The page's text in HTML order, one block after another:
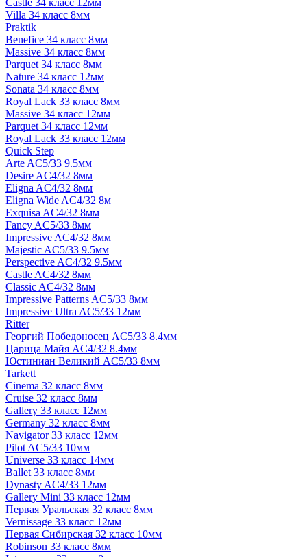
Castle 34 класс 12мм
Villa 34 класс 8мм
Praktik
Benefice 34 класс 8мм
Massive 34 класс 8мм
Parquet 34 класс 8мм
Nature 34 класс 12мм
Sonata 34 класс 8мм
Royal Lack 33 класс 8мм
Massive 34 класс 12мм
Parquet 34 класс 12мм
Royal Lack 33 класс 12мм
Quick Step
Arte AC5/33 9.5мм
Desire AC4/32 8мм
Eligna AC4/32 8мм
Eligna Wide AC4/32 8м
Exquisa AC4/32 8мм
Fancy AC5/33 8мм
Impressive AC4/32 8мм
Majestic AC5/33 9.5мм
Perspective AC4/32 9.5мм
Castle AC4/32 8мм
Classic AC4/32 8мм
Impressive Patterns AC5/33 8мм
Impressive Ultra AC5/33 12мм
Ritter
Георгий Победоносец AC5/33 8.4мм
Царица Майя AC4/32 8.4мм
Юстиниан Великий AC5/33 8мм
Tarkett
Cinema 32 класс 8мм
Cruise 32 класс 8мм
Gallery 33 класс 12мм
Germany 32 класс 8мм
Navigator 33 класс 12мм
Pilot AC5/33 10мм
Universe 33 класс 14мм
Ballet 33 класс 8мм
Dynasty AC4/33 12мм
Gallery Mini 33 класс 12мм
Первая Уральская 32 класс 8мм
Vernissage 33 класс 12мм
Первая Сибирская 32 класс 10мм
Robinson 33 класс 8мм